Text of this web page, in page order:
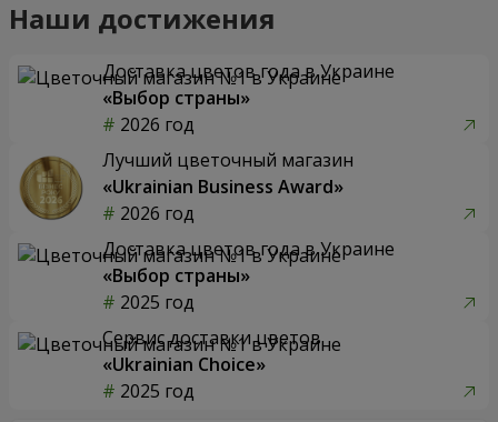
Наши достижения
Доставка цветов года в Украине
«Выбор страны»
2026 год
Лучший цветочный магазин
«Ukrainian Business Award»
2026 год
Доставка цветов года в Украине
«Выбор страны»
2025 год
Сервис доставки цветов
«Ukrainian Choice»
2025 год